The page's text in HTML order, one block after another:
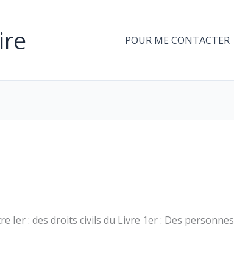
POUR ME CONTACTER
Ier : des droits civils du Livre 1er : Des personnes